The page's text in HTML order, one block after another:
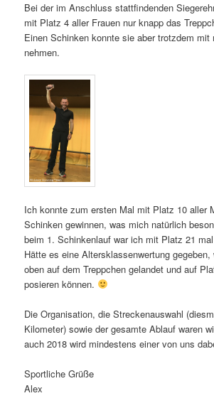
Bei der im Anschluss stattfindenden
mit Platz 4 aller Frauen nur knapp das
Einen Schinken konnte sie aber trotzdem mit
nehmen.
Ich konnte zum ersten Mal mit Platz 10 aller
Schinken gewinnen, was mich natürlich
beim 1. Schinkenlauf war ich mit Platz 21
Hätte es eine Altersklassenwertung
oben auf dem Treppchen gelandet und auf
posieren können.
Die Organisation, die Streckenauswahl
Kilometer) sowie der gesamte Ablauf waren
auch 2018 wird mindestens einer von uns
Sportliche Grüße
Alex